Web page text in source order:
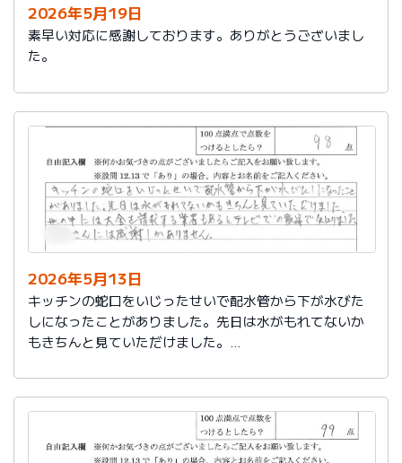
2026年5月19日
素早い対応に感謝しております。ありがとうございまし
た。
2026年5月13日
キッチンの蛇口をいじったせいで配水管から下が水びた
しになったことがありました。先日は水がもれてないか
もきちんと見ていただけました。
で知りました。
社員さんには感謝しかありません。